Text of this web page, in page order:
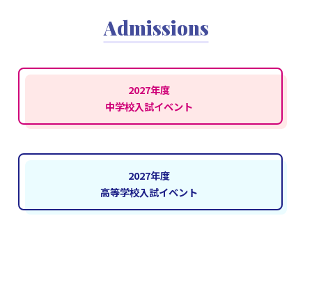
Admissions
2027年度
中学校入試イベント
2027年度
高等学校入試イベント